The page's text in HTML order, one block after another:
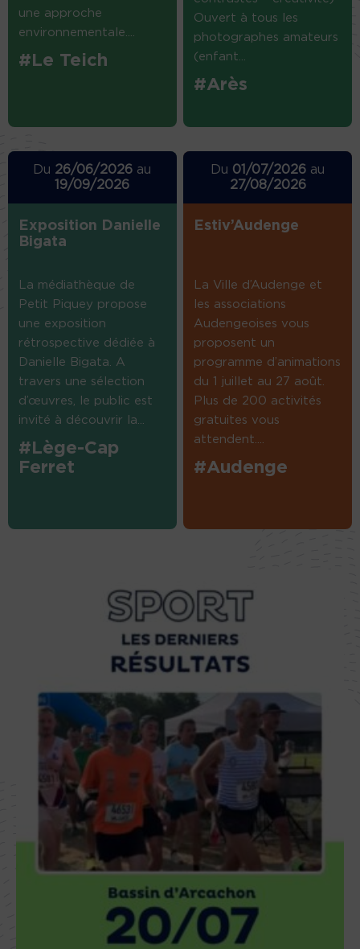
une approche
environnementale....
#Le Teich
Ouvert à tous les
photographes amateurs
(enfant...
#Arès
Du 26/06/2026 au
19/09/2026
Exposition Danielle
Bigata
La médiathèque de
Petit Piquey propose
une exposition
rétrospective dédiée à
Danielle Bigata. A
travers une sélection
d’œuvres, le public est
invité à découvrir la...
#Lège-Cap
Ferret
Du 01/07/2026 au
27/08/2026
Estiv’Audenge
La Ville d’Audenge et
les associations
Audengeoises vous
proposent un
programme d’animations
du 1 juillet au 27 août.
Plus de 200 activités
gratuites vous
attendent....
#Audenge